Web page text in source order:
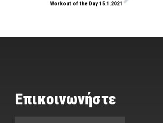
Workout of the Day 15.1.2021
Επικοινωνήστε